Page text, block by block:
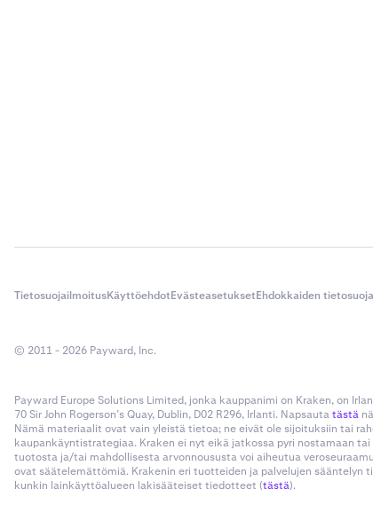
TietosuojailmoitusKäyttöehdotEvästeasetuksetEhdokkaiden
© 2011 - 2026 Payward, Inc.
Payward Europe Solutions Limited, jonka kauppanimi on Kraken, on
70 Sir John Rogerson’s Quay, Dublin, D02 R296, Irlanti. Napsautatästä
Nämä materiaalit ovat vain yleistä tietoa; ne eivät ole sijoituksiin tai
kaupankäyntistrategiaa. Kraken ei nyt eikä jatkossa pyri nostamaan
tuotosta ja/tai mahdollisesta arvonnoususta voi aiheutua
ovat säätelemättömiä. Krakenin eri tuotteiden ja palvelujen
kunkin lainkäyttöalueen lakisääteiset tiedotteet (tästä).